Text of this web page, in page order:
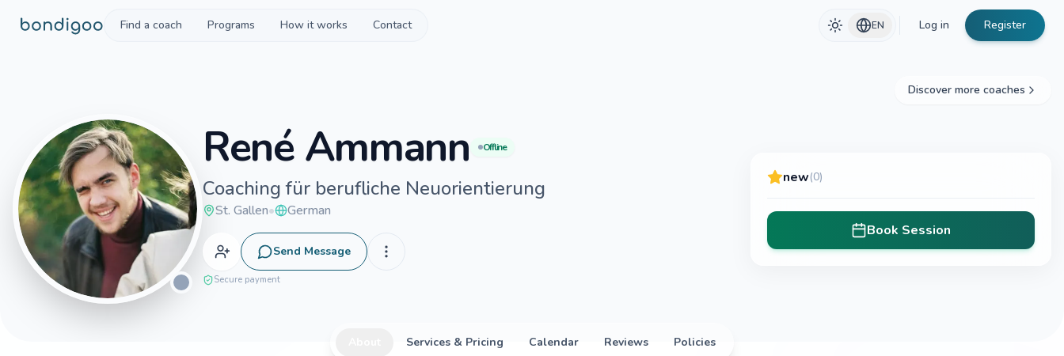
Find a coach Programs How it works Contact EN Log in Register
Discover more coaches
RenéAmmann Offline
Coaching für berufliche Neuorientierung
St. Gallen• German
ConnectSend Message
Secure payment
new(0)
Book Session
Services & Pricing Calendar Reviews Policies